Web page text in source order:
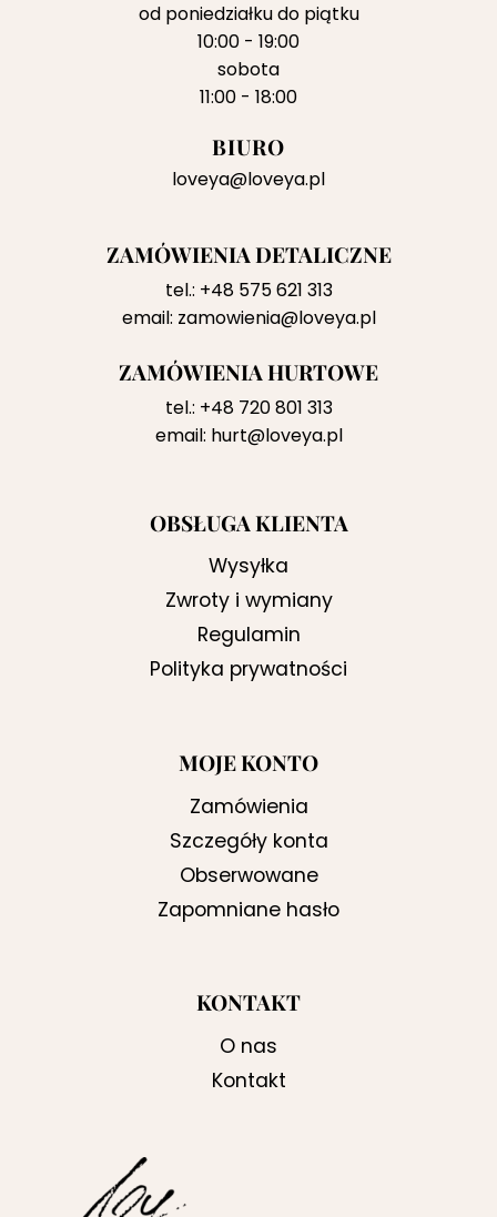
od poniedziałku do piątku
10:00 - 19:00
sobota
11:00 - 18:00
BIURO
loveya@loveya.pl
ZAMÓWIENIA DETALICZNE
tel.: +48 575 621 313
email: zamowienia@loveya.pl
ZAMÓWIENIA HURTOWE
tel.: +48 720 801 313
email: hurt@loveya.pl
OBSŁUGA KLIENTA
Wysyłka
Zwroty i wymiany
Regulamin
Polityka prywatności
MOJE KONTO
Zamówienia
Szczegóły konta
Obserwowane
Zapomniane hasło
KONTAKT
O nas
Kontakt